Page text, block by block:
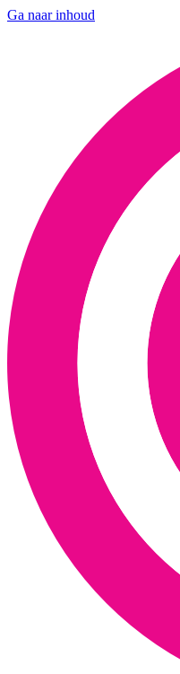
Ga naar inhoud